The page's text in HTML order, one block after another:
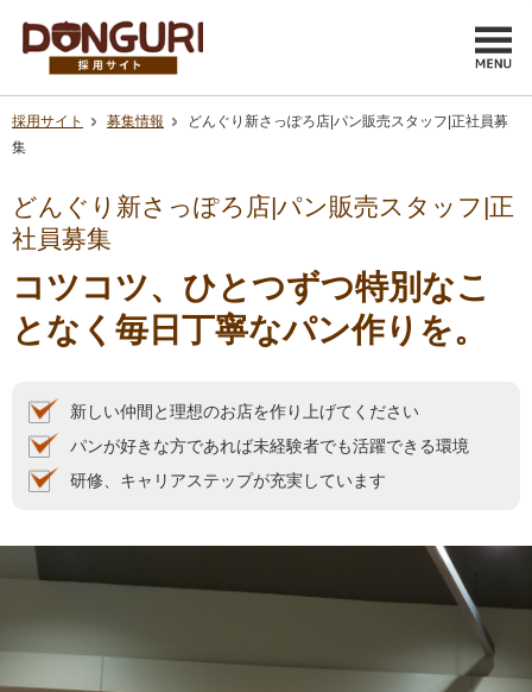
採用サイト 募集情報
どんぐり新さっぽろ店|パン販売スタッフ|正社員募
集
どんぐり新さっぽろ店|パン販売スタッフ|正
社員募集
コツコツ、ひとつずつ特別なこ
となく毎日丁寧なパン作りを。
新しい仲間と理想のお店を作り上げてください
パンが好きな方であれば未経験者でも活躍できる環境
研修、キャリアステップが充実しています